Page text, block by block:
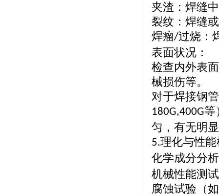
夹渣：焊缝
裂纹：焊缝
焊瘤/过烧：
表面状况：
检查内外表
械损伤等。
对于焊接钢
180G,400G等
匀，有无明
5.理化与性
化学成分分
机械性能测
腐蚀试验（